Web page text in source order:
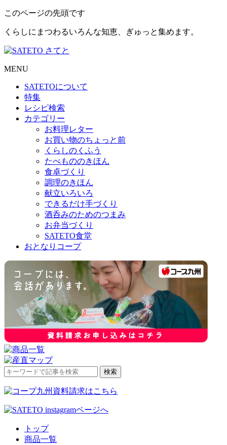
このページの先頭です
くらしにまつわるいろんな知恵、ぎゅっと集めます。
MENU
SATETOについて
特集
レシピ検索
カテゴリー
お料理レター
お買い物のちょっと前
くらしのくふう
たべもののきほん
食卓づくり
調理のきほん
献立いろいろ
できるだけ手づくり
酒呑みのためのつまみ
お弁当づくり
SATETO食堂
おとなりコープ
検
対
検索
トップ
商品一覧